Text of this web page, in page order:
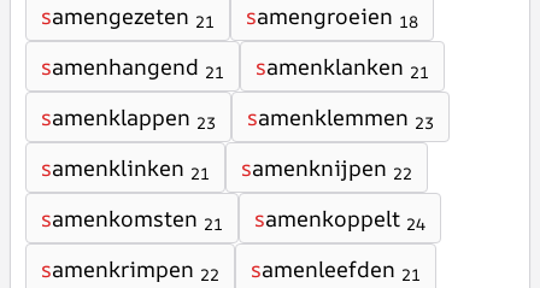
samengezeten 21 samengroeien 18
samenhangend 21 samenklanken 21
samenklappen 23 samenklemmen 23
samenklinken 21 samenknijpen 22
samenkomsten 21 samenkoppelt 24
samenkrimpen 22 samenleefden 21